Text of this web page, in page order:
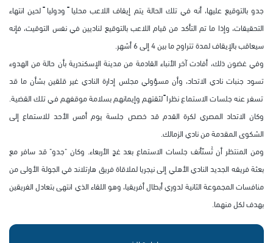
جدو بالتوقيع عليها، أنه في تلك الحالة يتم إيقاف اللاعب محليا ً ودوليا ً لحين انتهاء
التحقيقات، وإذا ما تم التأكد من قيام اللاعب بالتوقيع لناديين في نفس التوقيت، فإنه
سيعاقب بالإيقاف لمدة تتراوح ما بين 4 إلى 6 أشهر.
وفي غضون ذلك، أفادت آخر الأنباء القادمة من مدينة الإسكندرية بأن حالة من الهدوء
تسود جنبات نادي الاتحاد، وأن مسؤولي مجلس إدارة النادي غير قلقين بشأن ما قد
تسفر عنه جلسات الاستماع نظرا ً لثقتهم وإيمانهم بسلامة موقفهم في تلك القضية.
وكان الاتحاد المصري لكرة القدم قد خصص جلسة يوم أمس الأحد للاستماع إلى
الشكوى المقدمة من نادي الزمالك.
ومن المنتظر أن تُستَأنف جلسات الاستماع بعد غدٍ الأربعاء. وكان "جدو" قد سافر مع
بعثة فريقه الجديد النادي الأهلي إلى نيجريا لملاقاة فريق هارتلاند في الجولة الأولى من
منافسات المجموعة الثانية لدوري أبطال أفريقيا، وهو اللقاء الذي انتهى بتعادل الفريقين
بهدف لكل منهما.